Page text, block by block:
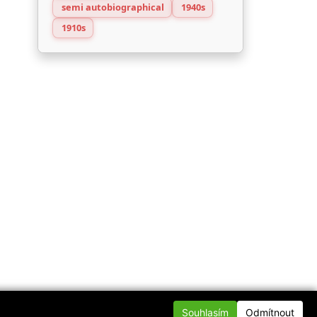
semi autobiographical
1940s
1910s
Souhlasím Odmítnout